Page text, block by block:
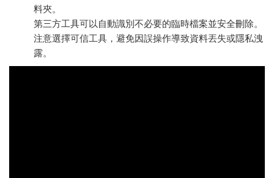
料夾。
第三方工具可以自動識別不必要的臨時檔案並安全刪除。
注意選擇可信工具，避免因誤操作導致資料丟失或隱私洩
露。